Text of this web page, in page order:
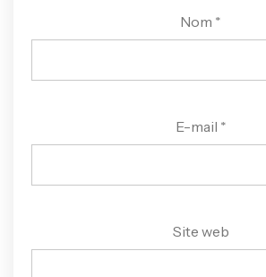
Nom *
E-mail *
Site web